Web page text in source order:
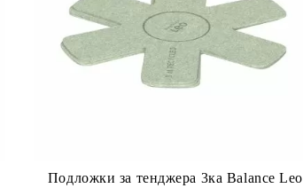
Подложки за тенджера 3ка Balance Leo